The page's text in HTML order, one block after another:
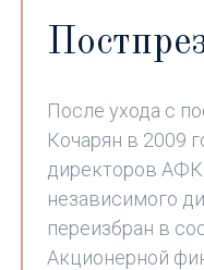
После ухода с
Кочарян в 2009
директоров АФК
независимого
переизбран в
Акционерной